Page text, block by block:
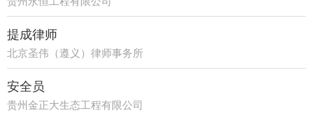
提成律师
北京圣伟（遵义）律师事务所
安全员
贵州金正大生态工程有限公司